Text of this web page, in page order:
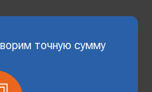
точную сумму